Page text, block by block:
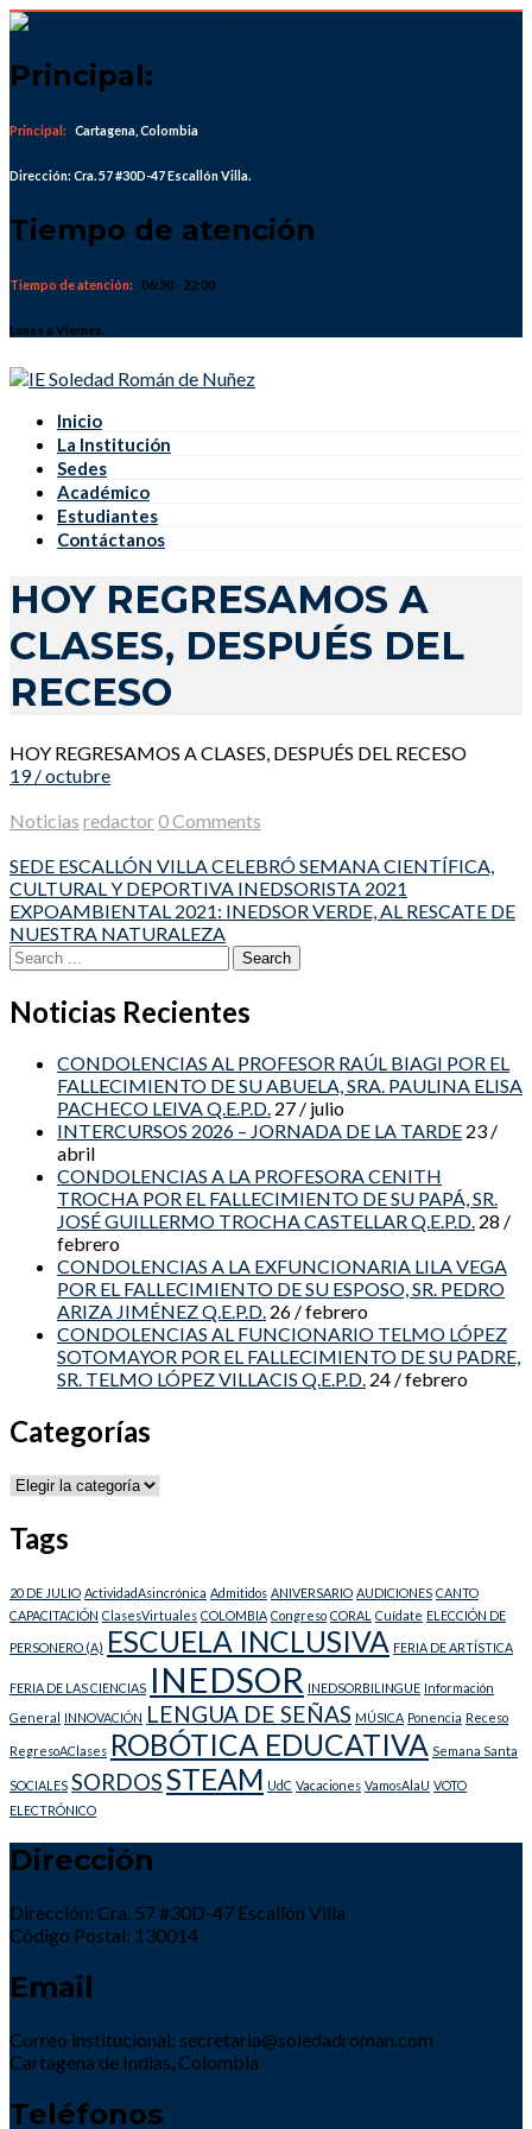
Skip
content
Principal:
Principal: Cartagena, Colombia
Dirección: Cra. 57 #30D-47 Escallón Villa.
Tiempo de atención
Tiempo de atención: 06:30 - 22:00
Lunes a Viernes.
Inicio
La Institución
Sedes
Académico
Estudiantes
Contáctanos
HOY REGRESAMOS A
CLASES, DESPUÉS DEL
RECESO
HOY REGRESAMOS A CLASES, DESPUÉS DEL RECESO
19 / octubre
Noticias redactor0 Comments
Post
navigation
SEDE ESCALLÓN VILLA CELEBRÓ SEMANA CIENTÍFICA,
CULTURAL Y DEPORTIVA INEDSORISTA 2021
EXPOAMBIENTAL 2021: INEDSOR VERDE, AL RESCATE DE
NUESTRA NATURALEZA
Search
for:
Noticias Recientes
CONDOLENCIAS AL PROFESOR RAÚL BIAGI POR EL
FALLECIMIENTO DE SU ABUELA, SRA. PAULINA ELISA
PACHECO LEIVA Q.E.P.D. 27 / julio
INTERCURSOS 2026 – JORNADA DE LA TARDE 23 /
abril
CONDOLENCIAS A LA PROFESORA CENITH
TROCHA POR EL FALLECIMIENTO DE SU PAPÁ, SR.
JOSÉ GUILLERMO TROCHA CASTELLAR Q.E.P.D. 28 /
febrero
CONDOLENCIAS A LA EXFUNCIONARIA LILA VEGA
POR EL FALLECIMIENTO DE SU ESPOSO, SR. PEDRO
ARIZA JIMÉNEZ Q.E.P.D. 26 / febrero
CONDOLENCIAS AL FUNCIONARIO TELMO LÓPEZ
SOTOMAYOR POR EL FALLECIMIENTO DE SU PADRE,
SR. TELMO LÓPEZ VILLACIS Q.E.P.D. 24 / febrero
Categorías
Categorías
Tags
20 DE JULIO ActividadAsincrónica Admitidos ANIVERSARIO AUDICIONES CANTO
CAPACITACIÓN ClasesVirtuales COLOMBIA Congreso CORAL Cuídate ELECCIÓN DE
PERSONERO (A) ESCUELA INCLUSIVA FERIA DE ARTÍSTICA
FERIA DE LAS CIENCIAS INEDSOR INEDSORBILINGUE Información
General INNOVACIÓN LENGUA DE SEÑAS MÚSICA Ponencia Receso
RegresoAClases ROBÓTICA EDUCATIVA Semana Santa
SOCIALES SORDOSSTEAM UdC Vacaciones VamosAlaU VOTO
ELECTRÓNICO
Dirección
Dirección: Cra. 57 #30D-47 Escallón Villa
Código Postal: 130014
Email
Correo institucional: secretaria@soledadroman.com
Cartagena de Indias, Colombia
Teléfonos